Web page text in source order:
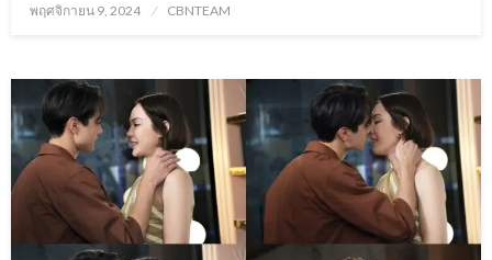
Posted
พฤศจิกายน 9, 2024 CBNTEAM